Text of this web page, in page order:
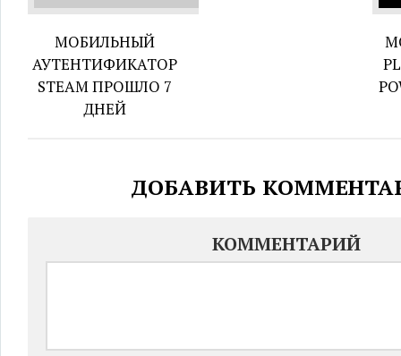
МОБИЛЬНЫЙ
АУТЕНТИФИКАТОР
STEAM ПРОШЛО 7
ДНЕЙ
ДОБАВИТЬ
КОММЕНТАРИЙ